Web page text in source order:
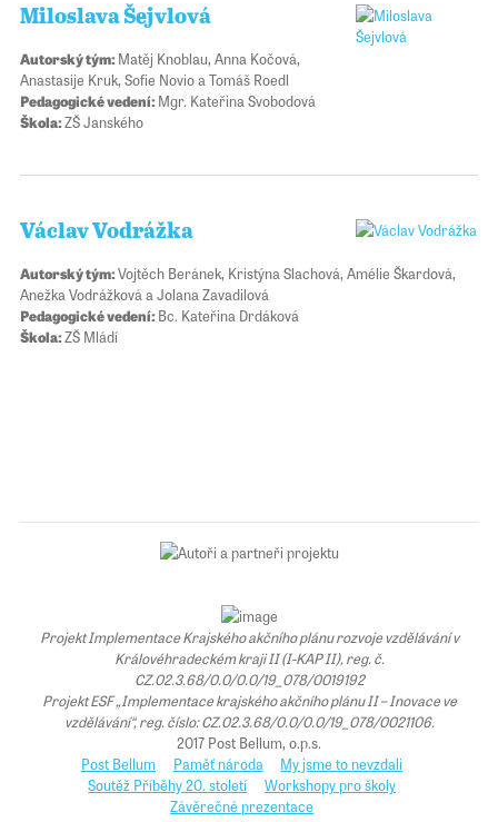
Miloslava Šejvlová
Autorský tým:Matěj Knoblau, Anna Kočová,
Anastasije Kruk, Sofie Novio a Tomáš Roedl
Pedagogické vedení:Mgr. Kateřina Svobodová
Škola:ZŠ Janského
Václav Vodrážka
Autorský tým:Vojtěch Beránek, Kristýna Slachová, Amélie Škardová,
Anežka Vodrážková a Jolana Zavadilová
Pedagogické vedení:Bc. Kateřina Drdáková
Škola:ZŠ Mládí
Projekt Implementace Krajského akčního plánu rozvoje vzdělávání v
Královéhradeckém kraji II (I-KAP II), reg. č.
CZ.02.3.68/0.0/0.0/19_078/0019192
Projekt ESF „Implementace krajského akčního plánu II – Inovace ve
vzdělávání“, reg. číslo: CZ.02.3.68/0.0/0.0/19_078/0021106.
2017 Post Bellum, o.p.s.
Post Bellum
Paměť národa
My jsme to nevzdali
Soutěž Příběhy 20. století
Workshopy pro školy
Závěrečné prezentace